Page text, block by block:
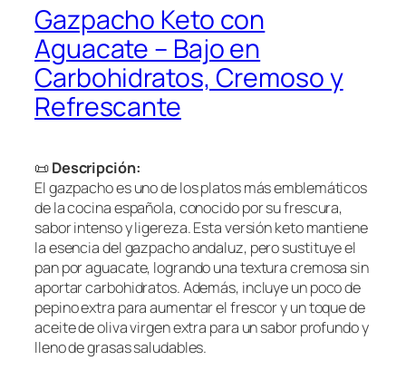
Gazpacho Keto con
Aguacate – Bajo en
Carbohidratos, Cremoso y
Refrescante
📜Descripción:
El gazpacho es uno de los platos más emblemáticos
de la cocina española, conocido por su frescura,
sabor intenso y ligereza. Esta versión keto mantiene
la esencia del gazpacho andaluz, pero sustituye el
pan por aguacate, logrando una textura cremosa sin
aportar carbohidratos. Además, incluye un poco de
pepino extra para aumentar el frescor y un toque de
aceite de oliva virgen extra para un sabor profundo y
lleno de grasas saludables.